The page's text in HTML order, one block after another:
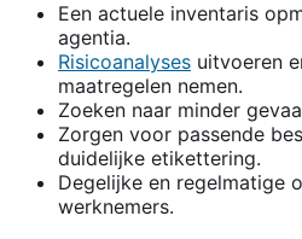
Een actuele inventaris
agentia.
Risicoanalyses uitvoeren
maatregelen nemen.
Zoeken naar minder
Zorgen voor passende
duidelijke etikettering.
Degelijke en regelmatige
werknemers.